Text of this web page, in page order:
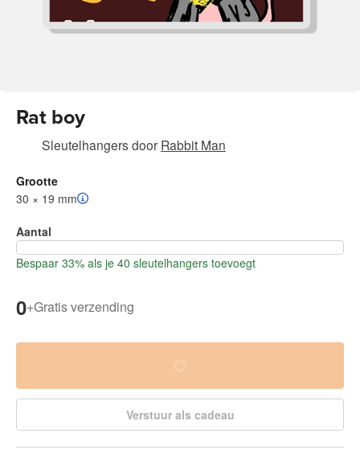
Rat boy
Sleutelhangersdoor Rabbit Man
Grootte
30 × 19 mm
Aantal
Bespaar 33% als je 40 sleutelhangers toevoegt
0+Gratis verzending
Verstuur als cadeau